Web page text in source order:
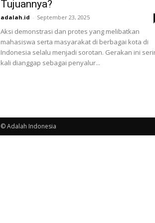
Tujuannya?
adalah.id - September 23, 2025
Aksi demonstrasi dan protes yang melibatkan
mahasiswa serta masyarakat di berbagai kota di
Indonesia selalu menjadi sorotan. Gerakan ini
kali dianggap sebagai penyalur...
© Adalah Indonesia